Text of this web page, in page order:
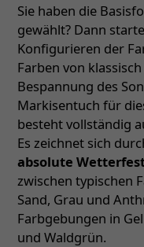
Sie haben die
gewählt? Dann
Konfigurieren der
Farben von
Bespannung des
Markisentuch für
besteht vollständig
Es zeichnet sich
absolute
zwischen typischen
Sand, Grau und
Farbgebungen in
und Waldgrün.